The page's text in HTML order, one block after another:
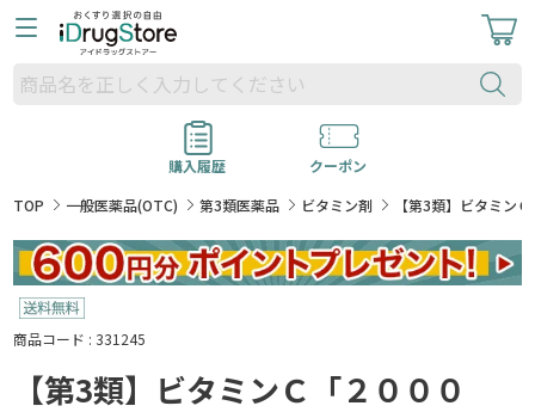
購入履歴
クーポン
TOP
一般医薬品(OTC) 第3類医薬品 ビタミン剤 【第3類】ビタミン
商品コード : 331245
【第3類】ビタミンＣ「２０００